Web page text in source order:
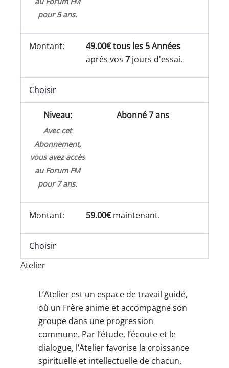
pour 5 ans.
49.00€ tous les 5 Années
après vos7 jours d'essai.
Choisir
Abonné 7 ans
Avec cet
Abonnement,
vous avez accès
au Forum FM
pour 7 ans.
59.00€maintenant.
Choisir
Atelier
L’Atelier est un espace de travail guidé,
où un Frère anime et accompagne son
groupe dans une progression
commune. Par l’étude, l’écoute et le
dialogue, l’Atelier favorise la croissance
spirituelle et intellectuelle de chacun,